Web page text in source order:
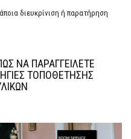
διευκρίνιση ή παρατήρηση
ΝΑ ΠΑΡΑΓΓΕΙΛΕΤΕ
ΤΟΠΟΘΕΤΗΣΗΣ